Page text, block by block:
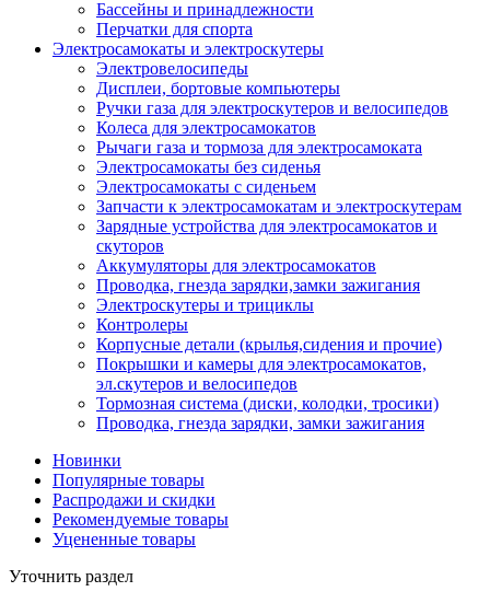
Бассейны и принадлежности
Перчатки для спорта
Электросамокаты и электроскутеры
Электровелосипеды
Дисплеи, бортовые компьютеры
Ручки газа для электроскутеров и велосипедов
Колеса для электросамокатов
Рычаги газа и тормоза для электросамоката
Электросамокаты без сиденья
Электросамокаты с сиденьем
Запчасти к электросамокатам и электроскутерам
Зарядные устройства для электросамокатов и
скуторов
Аккумуляторы для электросамокатов
Проводка, гнезда зарядки,замки зажигания
Электроскутеры и трициклы
Контролеры
Корпусные детали (крылья,сидения и прочие)
Покрышки и камеры для электросамокатов,
эл.скутеров и велосипедов
Тормозная система (диски, колодки, тросики)
Проводка, гнезда зарядки, замки зажигания
Новинки
Популярные товары
Распродажи и скидки
Рекомендуемые товары
Уцененные товары
Уточнить раздел